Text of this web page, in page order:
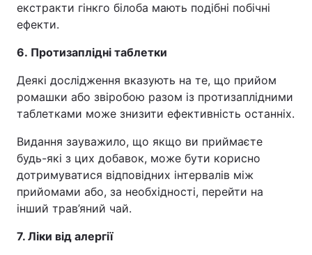
екстракти гінкго білоба мають подібні побічні
ефекти.
6. Протизаплідні таблетки
Деякі дослідження вказують на те, що прийом
ромашки або звіробою разом із протизаплідними
таблетками може знизити ефективність останніх.
Видання зауважило, що якщо ви приймаєте
будь-які з цих добавок, може бути корисно
дотримуватися відповідних інтервалів між
прийомами або, за необхідності, перейти на
інший трав’яний чай.
7. Ліки від алергії